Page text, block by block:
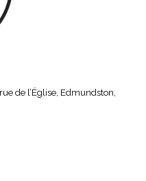
de l’Église, Edmundston,